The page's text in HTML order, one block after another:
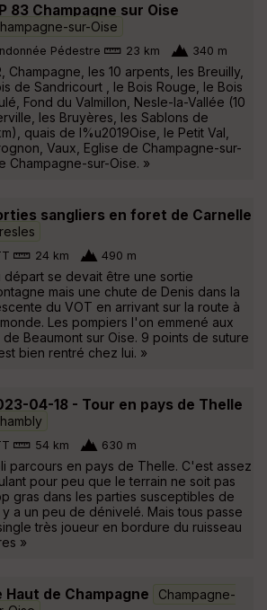
83 Champagne sur Oise
sur-Oise
Pédestre 23 km 340 m
Champagne, les 10 arpents, les Breuilly,
de Sandricourt , le Bois Rouge, le Bois
Fond du Valmillon, Nesle-la-Vallée (10
les Bruyères, les Sablons de
quais de l%u2019Oise, le Petit Val,
Vaux, Eglise de Champagne-sur-
Champagne-sur-Oise. »
sangliers en foret de Carnelle
24 km 490 m
départ se devait être une sortie
mais une chute de Denis dans la
du VOT en arrivant sur la route à
Les pompiers l'on emmené aux
Beaumont sur Oise. 9 points de suture
bien rentré chez lui. »
04-18 - Tour en pays de Thelle
54 km 630 m
parcours en pays de Thelle. C'est assez
pour peu que le terrain ne soit pas
gras dans les parties susceptibles de
a un peu de dénivelé. Mais tous passe
très joueur en bordure du ruisseau
»
Haut de Champagne
Champagne-